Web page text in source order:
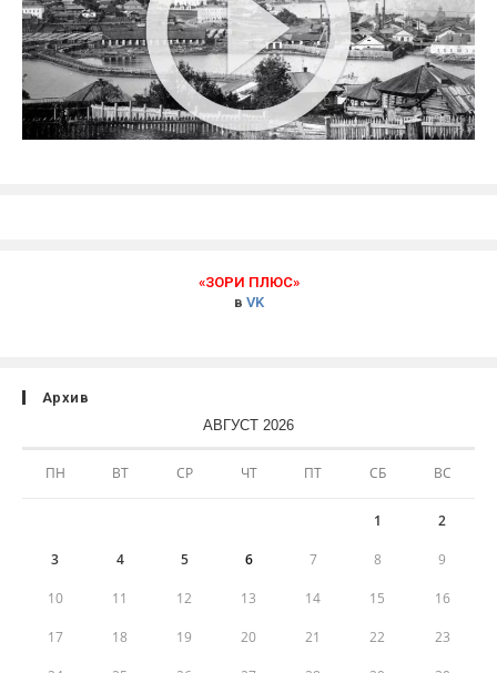
«ЗОРИ ПЛЮС»
в VK
Архив
АВГУСТ 2026
ПН ВТ СР ЧТ ПТ СБ ВС
1 2
3 4 5 6 7 8 9
10 11 12 13 14 15 16
17 18 19 20 21 22 23